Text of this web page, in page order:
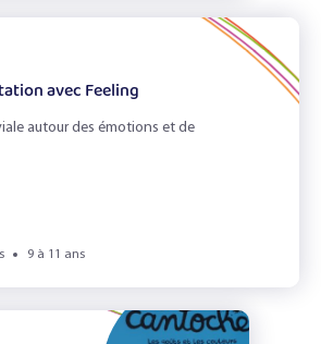
Les pommes
Sandwich !
avec Feeling
autour des émotions et de
9 à 11 ans